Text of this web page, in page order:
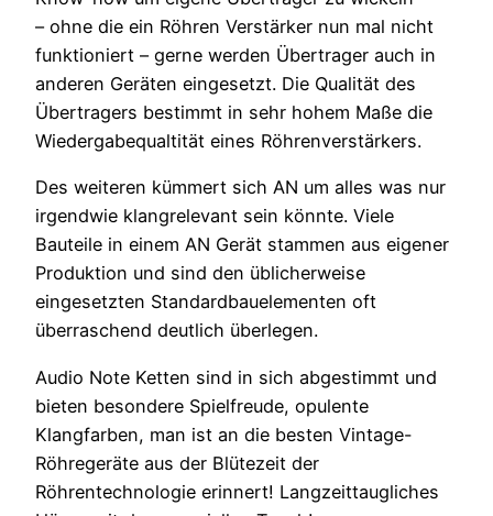
– ohne die ein Röhren Verstärker nun mal nicht
funktioniert – gerne werden Übertrager auch in
anderen Geräten eingesetzt. Die Qualität des
Übertragers bestimmt in sehr hohem Maße die
Wiedergabequaltität eines Röhrenverstärkers.
Des weiteren kümmert sich AN um alles was nur
irgendwie klangrelevant sein könnte. Viele
Bauteile in einem AN Gerät stammen aus eigener
Produktion und sind den üblicherweise
eingesetzten Standardbauelementen oft
überraschend deutlich überlegen.
Audio Note Ketten sind in sich abgestimmt und
bieten besondere Spielfreude, opulente
Klangfarben, man ist an die besten Vintage-
Röhregeräte aus der Blütezeit der
Röhrentechnologie erinnert! Langzeittaugliches